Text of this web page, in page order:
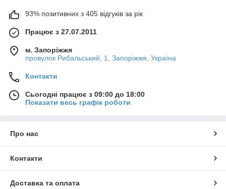
93% позитивних з 405 відгуків за рік
Працює з 27.07.2011
м. Запоріжжя
провулок Рибальський, 1, Запоріжжя, Україна
Контакти
Сьогодні працює з 09:00 до 18:00
Показати весь графік роботи
Про нас
Контакти
Доставка та оплата